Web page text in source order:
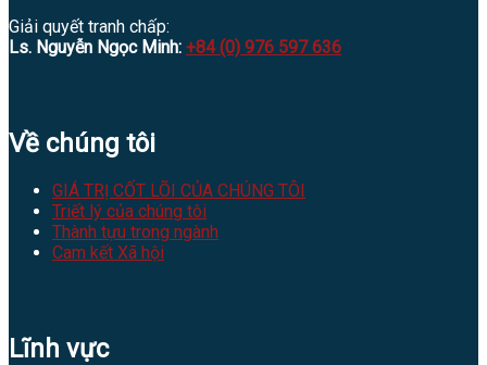
Giải quyết tranh chấp:
Ls. Nguyễn Ngọc Minh: +84 (0) 976 597 636
Về chúng tôi
GIÁ TRỊ CỐT LÕI CỦA CHÚNG TÔI
Triết lý của chúng tôi
Thành tựu trong ngành
Cam kết Xã hội
Lĩnh vực